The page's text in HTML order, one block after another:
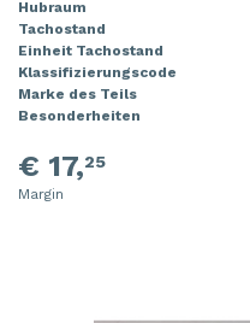
Hubraum
Tachostand
Einheit Tachostand
Klassifizierungscode
Marke des Teils
Besonderheiten
€ 17,25
Margin